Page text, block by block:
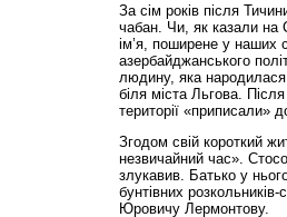
За сім років після
чабан. Чи, як казали
ім’я, поширене у наших
азербайджанського
людину, яка
біля міста Льгова.
території «приписали»
Згодом свій короткий
незвичайний час».
злукавив. Батько у
бунтівних
Юровичу Лермонтову.